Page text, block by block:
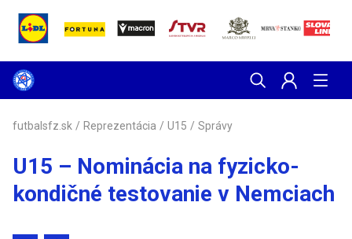
futbalsfz.sk / Reprezentácia / U15 / Správy
U15 – Nominácia na fyzicko-
kondičné testovanie v Nemciach